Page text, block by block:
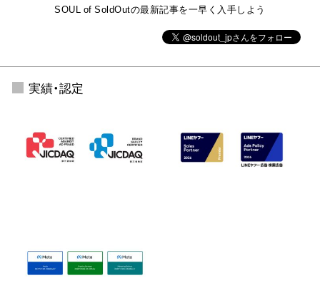
SOUL of SoldOutの最新記事を一早く入手しよう
実績・認定